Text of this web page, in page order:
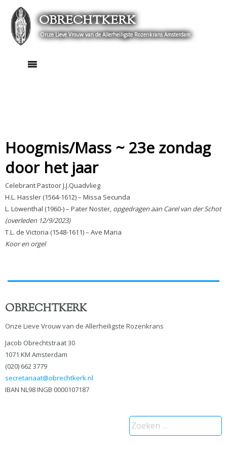
content
OBRECHTKERK
Onze Lieve Vrouw van de Allerheiligste Rozenkrans Amsterdam
Hoogmis/Mass ~ 23e zondag
door het jaar
Celebrant Pastoor J.J.Quadvlieg
H.L. Hassler (1564-1612) – Missa Secunda
L. Löwenthal (1960-) – Pater Noster, opgedragen aan Carel van der Schot
(overleden 12/9/2023)
T.L. de Victoria (1548-1611) – Ave Maria
Koor en orgel
OBRECHTKERK
Onze Lieve Vrouw van de Allerheiligste Rozenkrans
Jacob Obrechtstraat 30
1071 KM Amsterdam
(020) 662 3779
secretariaat@obrechtkerk.nl
IBAN NL98 INGB 0000107187
Zoeken
naar: